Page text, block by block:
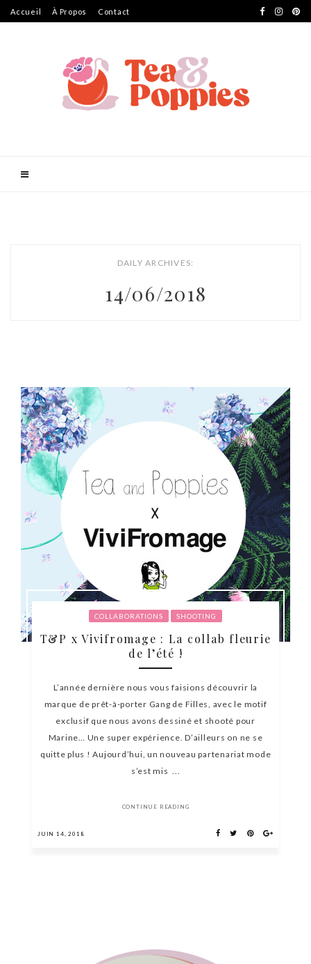
Accueil À Propos Contact
DAILY ARCHIVES:
14/06/2018
COLLABORATIONS SHOOTING
T&P x Vivifromage : La collab fleurie
de l’été !
L’année dernière nous vous faisions découvrir la
marque de prêt-à-porter Gang de Filles, avec le motif
exclusif que nous avons dessiné et shooté pour
Marine… Une super expérience. D’ailleurs on ne se
quitte plus ! Aujourd’hui, un nouveau partenariat mode
s’est mis ...
CONTINUE READING
JUIN 14, 2018